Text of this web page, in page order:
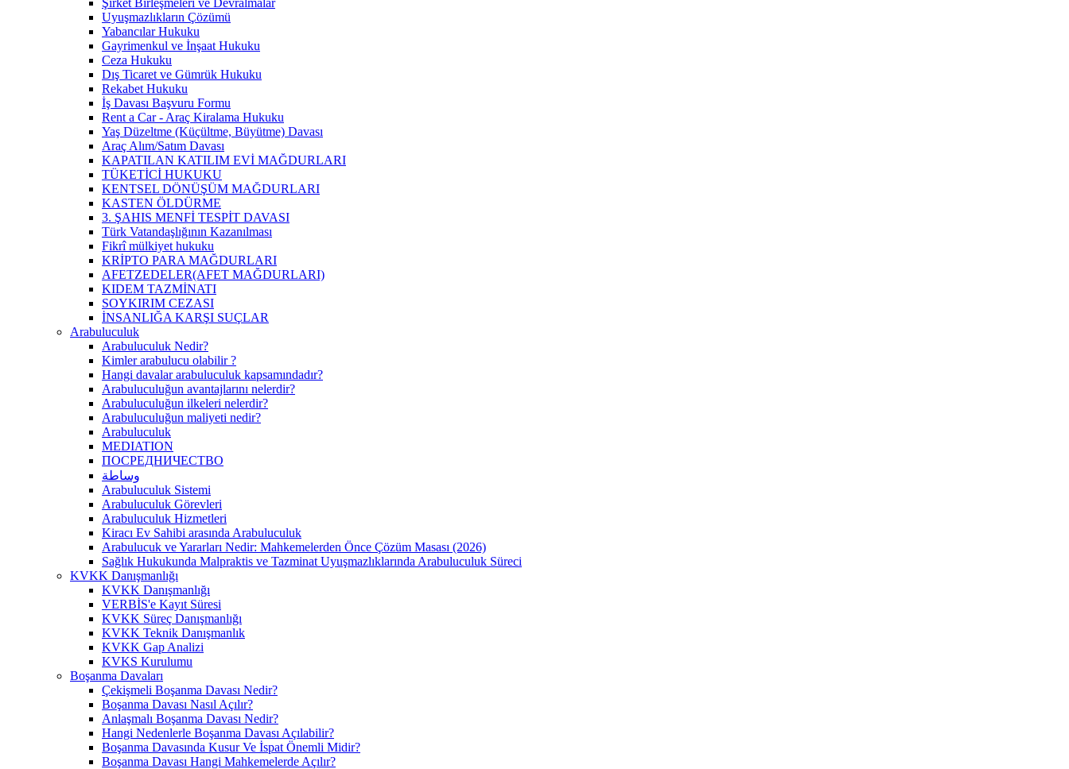
Şirket Birleşmeleri ve Devralmalar
Uyuşmazlıkların Çözümü
Yabancılar Hukuku
Gayrimenkul ve İnşaat Hukuku
Ceza Hukuku
Dış Ticaret ve Gümrük Hukuku
Rekabet Hukuku
İş Davası Başvuru Formu
Rent a Car - Araç Kiralama Hukuku
Yaş Düzeltme (Küçültme, Büyütme) Davası
Araç Alım/Satım Davası
KAPATILAN KATILIM EVİ MAĞDURLARI
TÜKETİCİ HUKUKU
KENTSEL DÖNÜŞÜM MAĞDURLARI
KASTEN ÖLDÜRME
3. ŞAHIS MENFİ TESPİT DAVASI
Türk Vatandaşlığının Kazanılması
Fikrî mülkiyet hukuku
KRİPTO PARA MAĞDURLARI
AFETZEDELER(AFET MAĞDURLARI)
KIDEM TAZMİNATI
SOYKIRIM CEZASI
İNSANLIĞA KARŞI SUÇLAR
Arabuluculuk
Arabuluculuk Nedir?
Kimler arabulucu olabilir ?
Hangi davalar arabuluculuk kapsamındadır?
Arabuluculuğun avantajlarını nelerdir?
Arabuluculuğun ilkeleri nelerdir?
Arabuluculuğun maliyeti nedir?
Arabuluculuk
MEDIATION
ПОСРЕДНИЧЕСТВО
وساطة
Arabuluculuk Sistemi
Arabuluculuk Görevleri
Arabuluculuk Hizmetleri
Kiracı Ev Sahibi arasında Arabuluculuk
Arabulucuk ve Yararları Nedir: Mahkemelerden Önce Çözüm Masası (2026)
Sağlık Hukukunda Malpraktis ve Tazminat Uyuşmazlıklarında Arabuluculuk Süreci
KVKK Danışmanlığı
KVKK Danışmanlığı
VERBİS'e Kayıt Süresi
KVKK Süreç Danışmanlığı
KVKK Teknik Danışmanlık
KVKK Gap Analizi
KVKS Kurulumu
Boşanma Davaları
Çekişmeli Boşanma Davası Nedir?
Boşanma Davası Nasıl Açılır?
Anlaşmalı Boşanma Davası Nedir?
Hangi Nedenlerle Boşanma Davası Açılabilir?
Boşanma Davasında Kusur Ve İspat Önemli Midir?
Boşanma Davası Hangi Mahkemelerde Açılır?